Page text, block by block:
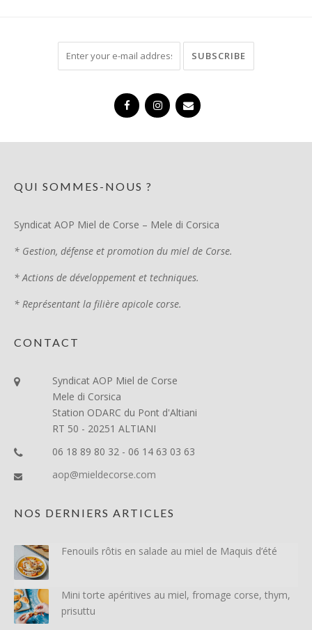
QUI SOMMES-NOUS ?
Syndicat AOP Miel de Corse – Mele di Corsica
* Gestion, défense et promotion du miel de Corse.
* Actions de développement et techniques.
* Représentant la filière apicole corse.
CONTACT
Syndicat AOP Miel de Corse
Mele di Corsica
Station ODARC du Pont d'Altiani
RT 50 - 20251 ALTIANI
06 18 89 80 32 - 06 14 63 03 63
aop@mieldecorse.com
NOS DERNIERS ARTICLES
Fenouils rôtis en salade au miel de Maquis d’été
Mini torte apéritives au miel, fromage corse, thym,
prisuttu